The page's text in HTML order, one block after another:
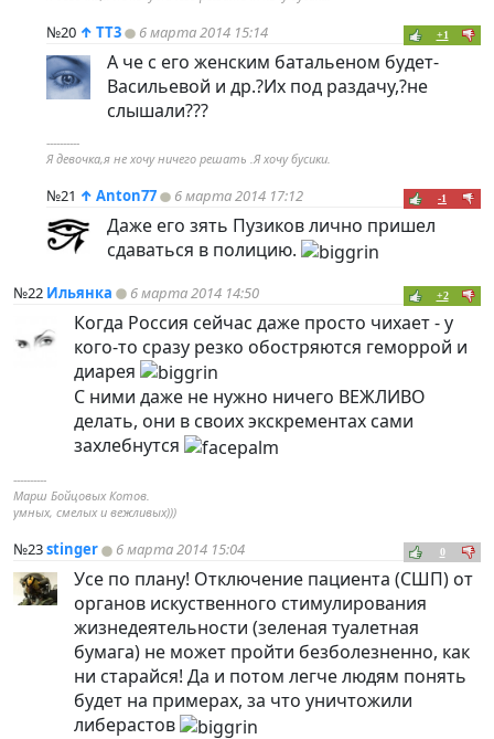
№20 ↑ TT3 6 марта 2014 15:14 +1
А че с его женским батальеном будет-
Васильевой и др.?Их под раздачу,?не
слышали???
----------
Я девочка,я не хочу ничего решать .Я хочу бусики.
№21 ↑ Anton77 6 марта 2014 17:12 -1
Даже его зять Пузиков лично пришел
сдаваться в полицию.
№22 Ильянка 6 марта 2014 14:50 +2
Когда Россия сейчас даже просто чихает - у
кого-то сразу резко обостряются геморрой и
диарея
С ними даже не нужно ничего ВЕЖЛИВО
делать, они в своих экскрементах сами
захлебнутся
----------
Марш Бойцовых Котов.
умных, смелых и вежливых)))
№23stinger 6 марта 2014 15:04 0
Усе по плану! Отключение пациента (СШП) от
органов искуственного стимулирования
жизнедеятельности (зеленая туалетная
бумага) не может пройти безболезненно, как
ни старайся! Да и потом легче людям понять
будет на примерах, за что уничтожили
либерастов